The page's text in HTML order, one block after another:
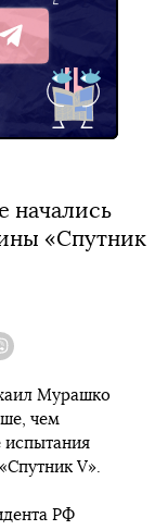
начались
«Спутник
Мурашко
чем
испытания
V».
РФ